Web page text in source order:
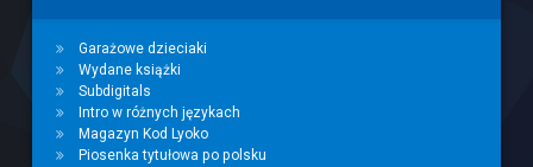
Garażowe dzieciaki
Wydane książki
Subdigitals
Intro w różnych językach
Magazyn Kod Lyoko
Piosenka tytułowa po polsku